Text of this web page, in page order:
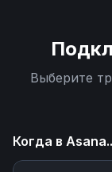
Выберите
Когда в Asana